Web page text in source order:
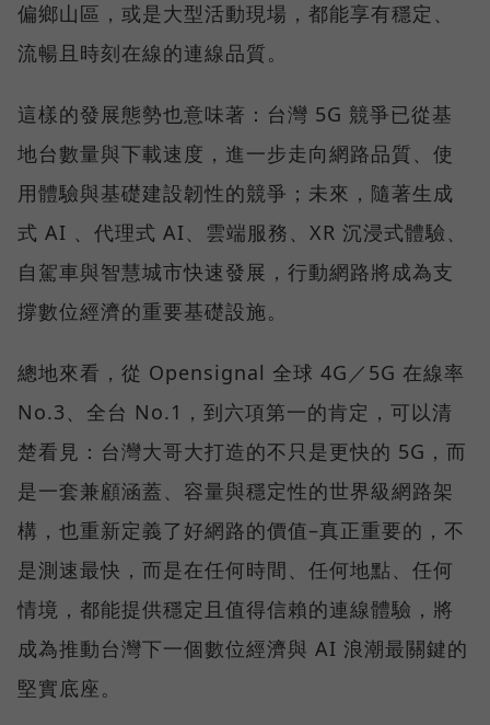
偏鄉山區，或是大型活動現場，都能享有穩定、
流暢且時刻在線的連線品質。
這樣的發展態勢也意味著：台灣 5G 競爭已從基
地台數量與下載速度，進一步走向網路品質、使
用體驗與基礎建設韌性的競爭；未來，隨著生成
式 AI 、代理式 AI、雲端服務、XR 沉浸式體驗、
自駕車與智慧城市快速發展，行動網路將成為支
撐數位經濟的重要基礎設施。
總地來看，從 Opensignal 全球 4G／5G 在線率
No.3、全台 No.1，到六項第一的肯定，可以清
楚看見：台灣大哥大打造的不只是更快的 5G，而
是一套兼顧涵蓋、容量與穩定性的世界級網路架
構，也重新定義了好網路的價值–真正重要的，不
是測速最快，而是在任何時間、任何地點、任何
情境，都能提供穩定且值得信賴的連線體驗，將
成為推動台灣下一個數位經濟與 AI 浪潮最關鍵的
堅實底座。